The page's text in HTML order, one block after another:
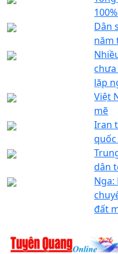
Dân
năm
lặp
Việt
mẽ
Iran
quốc
dân
Nga:
đất